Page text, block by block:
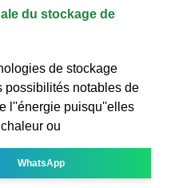
du stockage de
de stockage
possibilités notables de
l''énergie puisqu''elles
ou
WhatsApp